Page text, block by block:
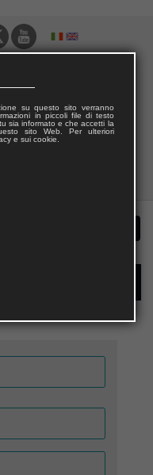
sul sito
su questo sito verranno
in piccoli file di testo
sia informato e che accetti la
sito Web. Per ulteriori
e sui cookie.